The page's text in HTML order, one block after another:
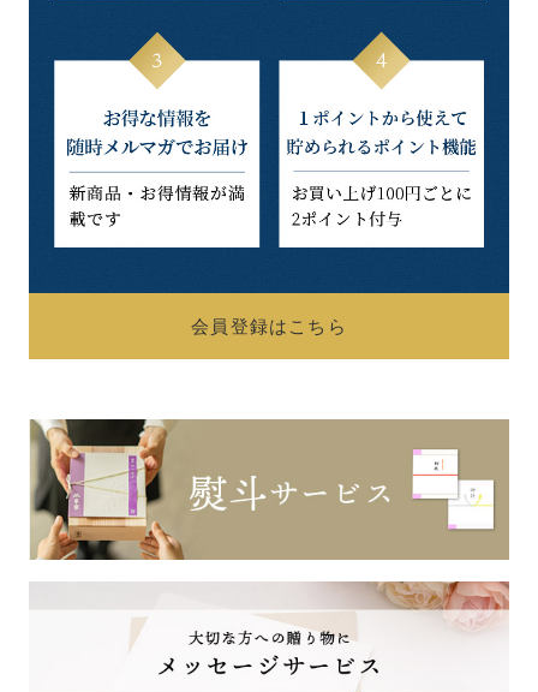
会員登録はこちら